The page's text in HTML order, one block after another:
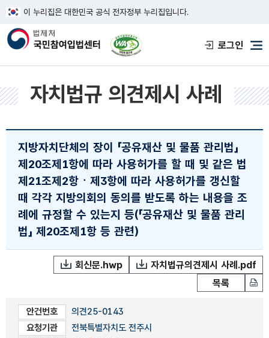
이 누리집은 대한민국 공식 전자정부 누리집입니다.
한국웹접근성인증평가원 웹접근성 사이
로그인
메
자치법규 의견제시 사례
지방자치단체의 장이 「공유재산 및 물품 관리법」
제20조제1항에 따라 사용허가를 할 때 및 같은 법
제21조제2항ㆍ제3항에 따라 사용허가를 갱신할
때 각각 지방의회의 동의를 받도록 하는 내용을 조
례에 규정할 수 있는지 등(「공유재산 및 물품 관리
법」 제20조제1항 등 관련)
회신문.hwp
자치법규의견제시 사례.pdf
목록
안건번호
의견25-0143
요청기관
전북특별자치도 전주시